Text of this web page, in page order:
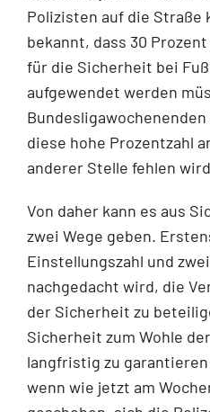
Polizisten auf die Straße
bekannt, dass 30
für die Sicherheit bei
aufgewendet werden
diese hohe Prozentzahl
anderer Stelle fehlen
Von daher kann es aus
zwei Wege geben.
Einstellungszahl und
nachgedacht wird, die
der Sicherheit zu
Sicherheit zum Wohle
langfristig zu garantieren
wenn wie jetzt am